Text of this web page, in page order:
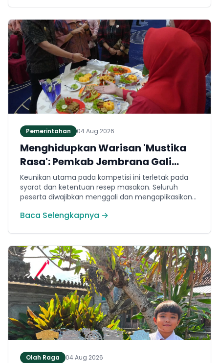
tindakan hukum lainnya.
Pemerintahan 04 Aug 2026
Menghidupkan Warisan 'Mustika
Rasa': Pemkab Jembrana Gali
Keteladanan Bung Karno Lewat
Lomba Cipta Menu Kuliner
Keunikan utama pada kompetisi ini terletak pada
syarat dan ketentuan resep masakan. Seluruh
peserta diwajibkan menggali dan mengaplikasikan
Mustika Rasa—buku kumpulan resep Nusantara
Indonesia, Ir. Soekarno. Melalui panduan resep
historis tersebut, para peserta berhasil
menghidangkan berbagai kreasi olahan pangan
lokal yang tidak hanya lezat tetapi juga bergizi,
beragam, aman dan seimbang.
Baca Selengkapnya →
Olah Raga 04 Aug 2026